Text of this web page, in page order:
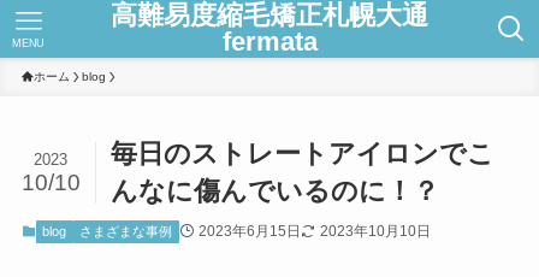
高難易度縮毛矯正札幌大通
fermata
MENU
ホーム blog
毎日のストレートアイロンでこ
んなに傷んでいるのに！？
2023
10/10
blog さまざまな事例 2023年6月15日 2023年10月10日